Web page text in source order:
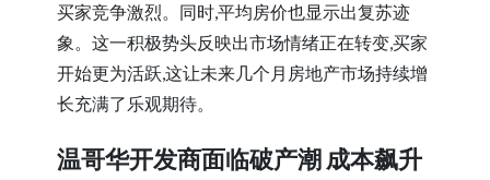
买家竞争激烈。同时,平均房价也显示出复苏迹
象。这一积极势头反映出市场情绪正在转变,买家
开始更为活跃,这让未来几个月房地产市场持续增
长充满了乐观期待。
温哥华开发商面临破产潮 成本飙升